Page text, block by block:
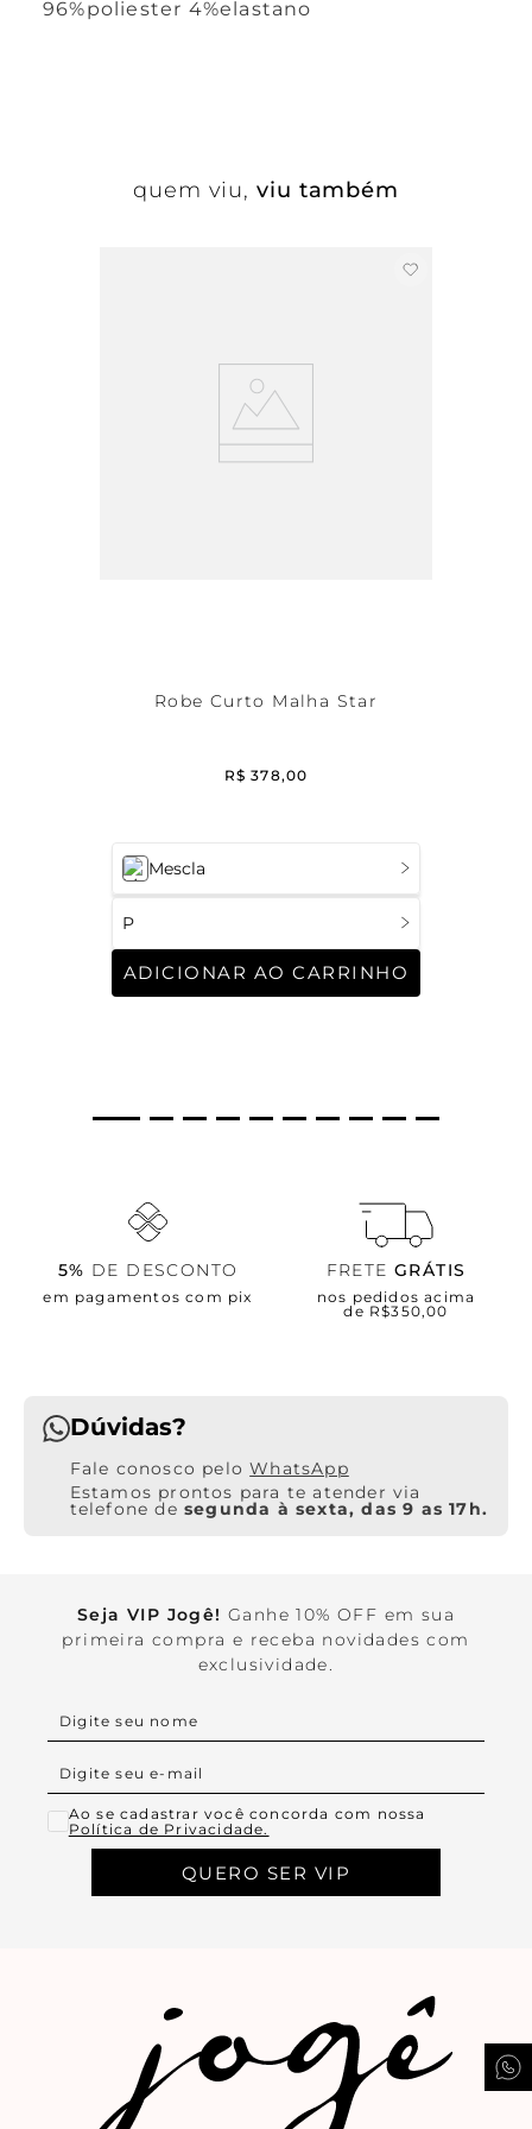
96%poliester 4%elastano
quem viu, viu também
Mescla
P
ADICIONAR AO CARRINHO
Robe Curto Malha Star
R$ 378,00
5% DE DESCONTO
em pagamentos com pix
FRETE GRÁTIS
nos pedidos acima
de R$350,00
Dúvidas?
WhatsApp
Estamos prontos para te atender via
telefone de segunda à sexta, das 9 as 17h.
Seja VIP Jogê! Ganhe 10% OFF em sua
primeira compra e receba novidades com
exclusividade.
Ao se cadastrar você concorda com nossa
Política de Privacidade.
QUERO SER VIP